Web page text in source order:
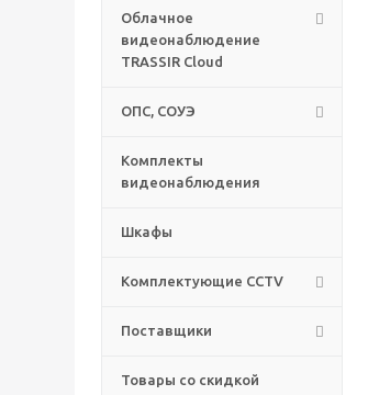
Облачное
видеонаблюдение
TRASSIR Cloud
ОПС, СОУЭ
Комплекты
видеонаблюдения
Шкафы
Комплектующие CCTV
Поставщики
Товары со скидкой